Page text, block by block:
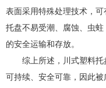
表面采用特殊处理技术，
托盘不易受潮、腐蚀、虫
的安全运输和存放。
综上所述，川式塑料托
可持续、安全可靠，因此被